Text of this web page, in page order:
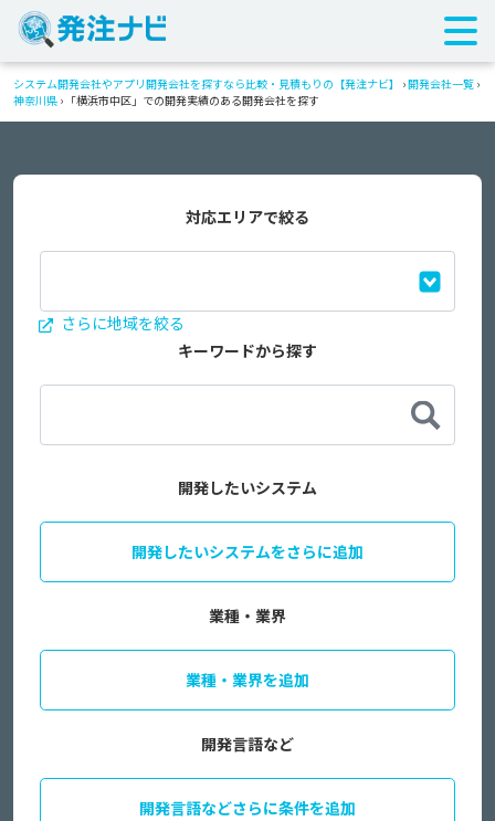
システム開発会社やアプリ開発会社を探すなら比較・見積もりの【発注ナビ】 ›開発会社一覧 ›
神奈川県 › 「横浜市中区」での開発実績のある開発会社を探す
対応エリアで絞る
さらに地域を絞る
キーワードから探す
開発したいシステム
開発したいシステムをさらに追加
業種・業界
業種・業界を追加
開発言語など
開発言語などさらに条件を追加